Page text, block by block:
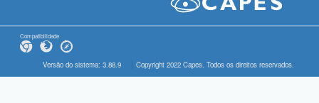
Compatibilidade
Versão do sistema: 3.88.9 Copyright 2022 Capes. Todos os direitos reservados.